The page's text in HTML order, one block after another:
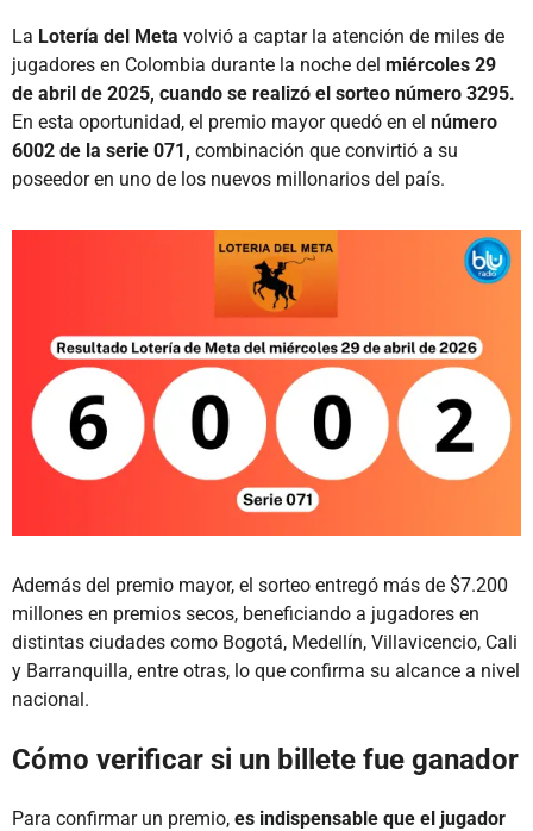
La Lotería del Meta volvió a captar la atención de miles de
jugadores en Colombia durante la noche del miércoles 29
de abril de 2025, cuando se realizó el sorteo número 3295.
En esta oportunidad, el premio mayor quedó en el número
6002 de la serie 071, combinación que convirtió a su
poseedor en uno de los nuevos millonarios del país.
Además del premio mayor, el sorteo entregó más de $7.200
millones en premios secos, beneficiando a jugadores en
distintas ciudades como Bogotá, Medellín, Villavicencio, Cali
y Barranquilla, entre otras, lo que confirma su alcance a nivel
nacional.
Cómo verificar si un billete fue ganador
Para confirmar un premio, es indispensable que el jugador